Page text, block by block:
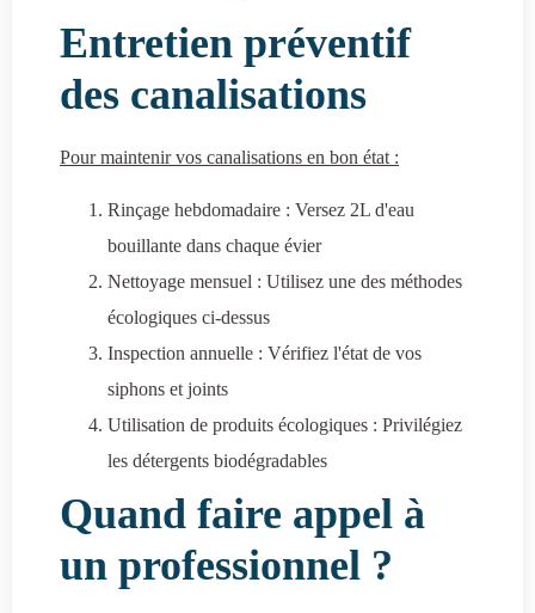
Entretien préventif
des canalisations
Pour maintenir vos canalisations en bon état :
Rinçage hebdomadaire : Versez 2L d'eau
bouillante dans chaque évier
Nettoyage mensuel : Utilisez une des méthodes
écologiques ci-dessus
Inspection annuelle : Vérifiez l'état de vos
siphons et joints
Utilisation de produits écologiques : Privilégiez
les détergents biodégradables
Quand faire appel à
un professionnel ?